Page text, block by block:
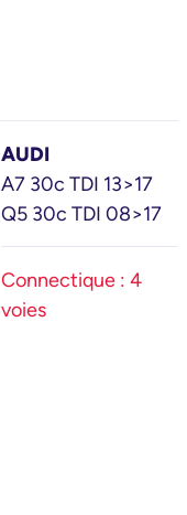
AUDI
A7 30c TDI 13>17
Q5 30c TDI 08>17
Connectique : 4
voies